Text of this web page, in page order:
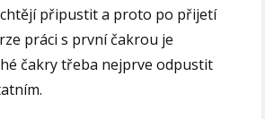
připustit a proto po přijetí
práci s první čakrou je
čakry třeba nejprve odpustit